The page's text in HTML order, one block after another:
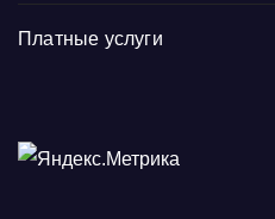
Платные услуги